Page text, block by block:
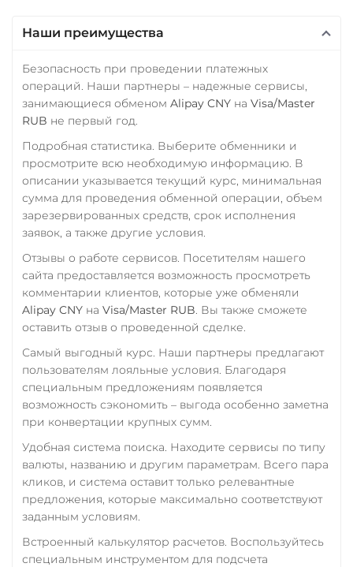
TrueUSD (TUSD)
TRUMP
Uniswap (UNI)
USD Coin (USDC)
ERC20 BEP20
TRC20
Polygon
Utopia USD (UUSD)
VeChain (VET)
Verge (XVG)
WAVES
Wrapped Bitcoin (WBTC)
ERC20 AVAXC
ERC20
Yearn.finance (YFI)
Фридом Банк KZT
Центр Кредит KZT
Наши преимущества
Безопасность при проведении платежных
операций. Наши партнеры – надежные сервисы,
занимающиеся обменом Alipay CNY на Visa/Master
RUB не первый год.
Подробная статистика. Выберите обменники и
просмотрите всю необходимую информацию. В
описании указывается текущий курс, минимальная
сумма для проведения обменной операции, объем
зарезервированных средств, срок исполнения
заявок, а также другие условия.
Отзывы о работе сервисов. Посетителям нашего
сайта предоставляется возможность просмотреть
комментарии клиентов, которые уже обменяли
Alipay CNY на Visa/Master RUB. Вы также сможете
оставить отзыв о проведенной сделке.
Самый выгодный курс. Наши партнеры предлагают
пользователям лояльные условия. Благодаря
специальным предложениям появляется
возможность сэкономить – выгода особенно заметна
при конвертации крупных сумм.
Удобная система поиска. Находите сервисы по типу
валюты, названию и другим параметрам. Всего пара
кликов, и система оставит только релевантные
предложения, которые максимально соответствуют
заданным условиям.
Встроенный калькулятор расчетов. Воспользуйтесь
специальным инструментом для подсчета